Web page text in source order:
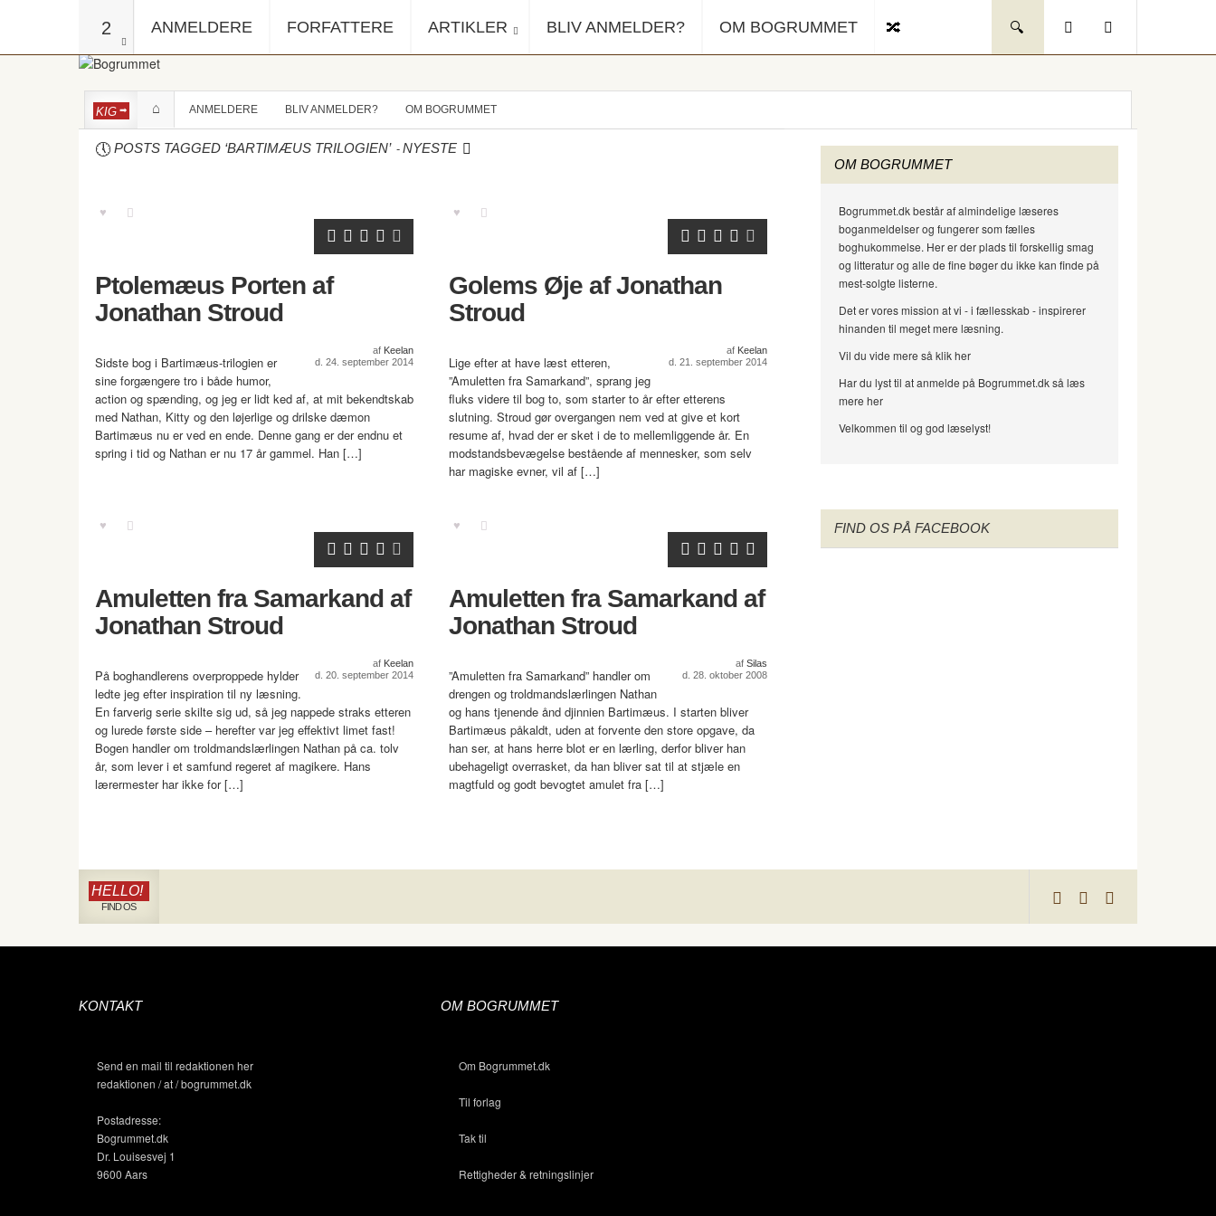
2 ANMELDERE FORFATTERE ARTIKLER BLIV ANMELDER? OM BOGRUMMET
KIG ANMELDERE BLIV ANMELDER? OM BOGRUMMET
POSTS TAGGED ‘BARTIMÆUS TRILOGIEN’ -NYESTE
Ptolemæus Porten af
Jonathan Stroud
af Keelan
d. 24. september 2014
Sidste bog i Bartimæus-trilogien er
sine forgængere tro i både humor,
action og spænding, og jeg er lidt ked af, at mit bekendtskab
med Nathan, Kitty og den løjerlige og drilske dæmon
Bartimæus nu er ved en ende. Denne gang er der endnu et
spring i tid og Nathan er nu 17 år gammel. Han […]
Golems Øje af Jonathan
Stroud
af Keelan
d. 21. september 2014
Lige efter at have læst etteren,
”Amuletten fra Samarkand”, sprang jeg
fluks videre til bog to, som starter to år efter etterens
slutning. Stroud gør overgangen nem ved at give et kort
resume af, hvad der er sket i de to mellemliggende år. En
modstandsbevægelse bestående af mennesker, som selv
har magiske evner, vil af […]
Amuletten fra Samarkand af
Jonathan Stroud
af Keelan
d. 20. september 2014
På boghandlerens overproppede hylder
ledte jeg efter inspiration til ny læsning.
En farverig serie skilte sig ud, så jeg nappede straks etteren
og lurede første side – herefter var jeg effektivt limet fast!
Bogen handler om troldmandslærlingen Nathan på ca. tolv
år, som lever i et samfund regeret af magikere. Hans
lærermester har ikke for […]
Amuletten fra Samarkand af
Jonathan Stroud
af Silas
d. 28. oktober 2008
”Amuletten fra Samarkand” handler om
drengen og troldmandslærlingen Nathan
og hans tjenende ånd djinnien Bartimæus. I starten bliver
Bartimæus påkaldt, uden at forvente den store opgave, da
han ser, at hans herre blot er en lærling, derfor bliver han
ubehageligt overrasket, da han bliver sat til at stjæle en
magtfuld og godt bevogtet amulet fra […]
OM BOGRUMMET
Bogrummet.dk består af almindelige læseres
boganmeldelser og fungerer som fælles
boghukommelse. Her er der plads til forskellig smag
og litteratur og alle de fine bøger du ikke kan finde på
mest-solgte listerne.
Det er vores mission at vi - i fællesskab - inspirerer
hinanden til meget mere læsning.
Vil du vide mere så klik her
Har du lyst til at anmelde på Bogrummet.dk så læs
mere her
Velkommen til og god læselyst!
FIND OS PÅ FACEBOOK
HELLO!
FIND OS
KONTAKT
Send en mail til redaktionen her
redaktionen / at / bogrummet.dk
Postadresse:
Bogrummet.dk
Dr. Louisesvej 1
9600 Aars
OM BOGRUMMET
Om Bogrummet.dk
Til forlag
Tak til
Rettigheder & retningslinjer